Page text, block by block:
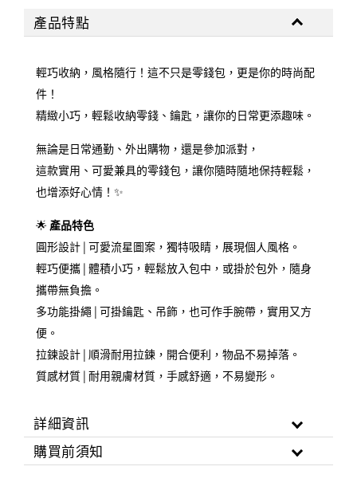
產品特點
輕巧收納，風格隨行！ 這不只是零錢包，更是你的時尚配
件！
精緻小巧，輕鬆收納零錢、鑰匙，讓你的日常更添趣味。
無論是日常通勤、外出購物，還是參加派對，
這款實用、可愛兼具的零錢包，讓你隨時隨地保持輕鬆，
也增添好心情！✨
🌟 產品特色
圓形設計 | 可愛流星圖案，獨特吸睛，展現個人風格。
輕巧便攜 | 體積小巧，輕鬆放入包中，或掛於包外，隨身
攜帶無負擔。
多功能掛繩 | 可掛鑰匙、吊飾，也可作手腕帶，實用又方
便。
拉鍊設計 | 順滑耐用拉鍊，開合便利，物品不易掉落。
質感材質 | 耐用親膚材質，手感舒適，不易變形。
詳細資訊
購買前須知